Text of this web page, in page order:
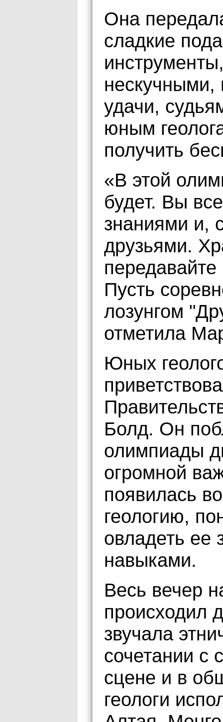
Она
сладкие
нескучными,
удачи,
юным
получить
«В этой
будет. Вы
знаниями и,
друзьями.
Пусть
лозунгом
отметила
Юных
Болд. Он
олимпиады
огромной
появилась
геологию,
овладеть ее
навыками.
Весь вечер
происходил
звучала
сочетании с
сцене и в
геологи